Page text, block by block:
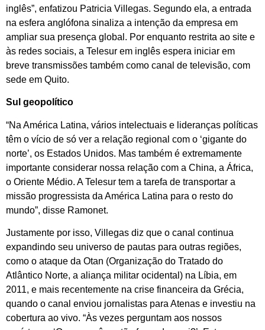
inglês”, enfatizou Patricia Villegas. Segundo ela, a entrada
na esfera anglófona sinaliza a intenção da empresa em
ampliar sua presença global. Por enquanto restrita ao site e
às redes sociais, a Telesur em inglês espera iniciar em
breve transmissões também como canal de televisão, com
sede em Quito.
Sul geopolítico
“Na América Latina, vários intelectuais e lideranças políticas
têm o vício de só ver a relação regional com o ‘gigante do
norte’, os Estados Unidos. Mas também é extremamente
importante considerar nossa relação com a China, a África,
o Oriente Médio. A Telesur tem a tarefa de transportar a
missão progressista da América Latina para o resto do
mundo”, disse Ramonet.
Justamente por isso, Villegas diz que o canal continua
expandindo seu universo de pautas para outras regiões,
como o ataque da Otan (Organização do Tratado do
Atlântico Norte, a aliança militar ocidental) na Líbia, em
2011, e mais recentemente na crise financeira da Grécia,
quando o canal enviou jornalistas para Atenas e investiu na
cobertura ao vivo. “Às vezes perguntam aos nossos